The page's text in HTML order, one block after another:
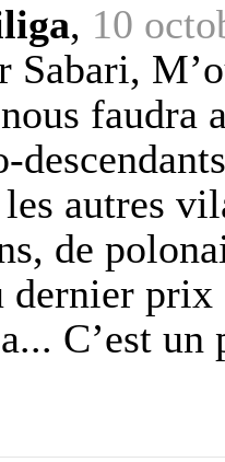
, 10
Sabari,
faudra
autres
de
dernier
C’est un